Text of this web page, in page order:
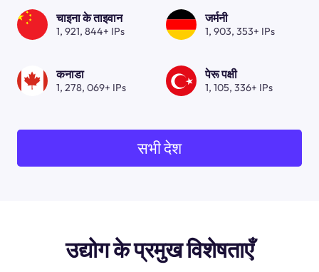
चाइना के ताइवान
1, 921, 844+ IPs
जर्मनी
1, 903, 353+ IPs
कनाडा
1, 278, 069+ IPs
पेरू पक्षी
1, 105, 336+ IPs
सभी देश
उद्योग के प्रमुख विशेषताएँ